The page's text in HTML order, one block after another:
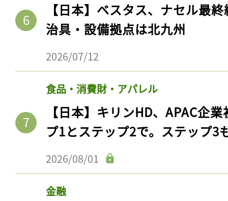
【日本】ベスタス、ナセル最
治具・設備拠点は北九州
2026/07/12
食品・消費財・アパレル
【日本】キリンHD、APAC企
プ1とステップ2で。ステップ3
2026/08/01
金融
記事をお気に入りに
ログインが必
ログイン